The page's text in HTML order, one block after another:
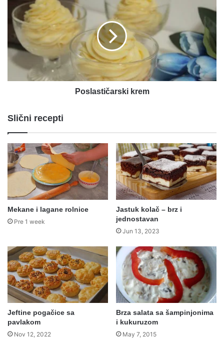
krem
Poslastičarski krem
Slični recepti
Mekane i lagane rolnice
Pre 1 week
Jastuk kolač – brz i
jednostavan
Jun 13, 2023
Jeftine pogačice sa
pavlakom
Nov 12, 2022
Brza salata sa šampinjonima
i kukuruzom
May 7, 2015